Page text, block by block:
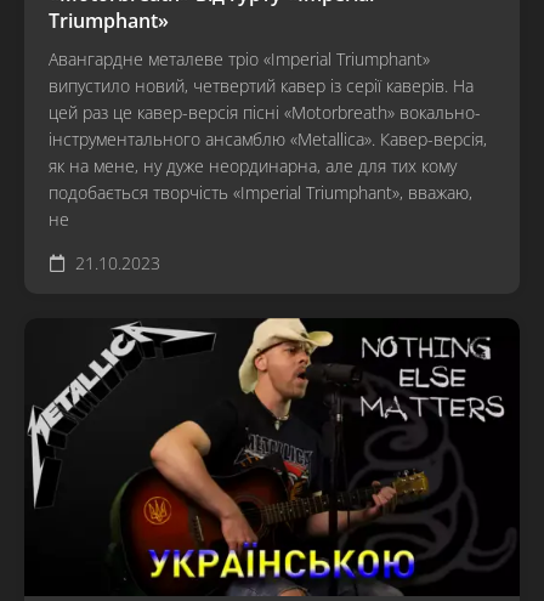
Triumphant»
Авангардне металеве тріо «Imperial Triumphant»
випустило новий, четвертий кавер із серії каверів. На
цей раз це кавер-версія пісні «Motorbreath» вокально-
інструментального ансамблю «Metallica». Кавер-версія,
як на мене, ну дуже неординарна, але для тих кому
подобається творчість «Imperial Triumphant», вважаю,
не
21.10.2023